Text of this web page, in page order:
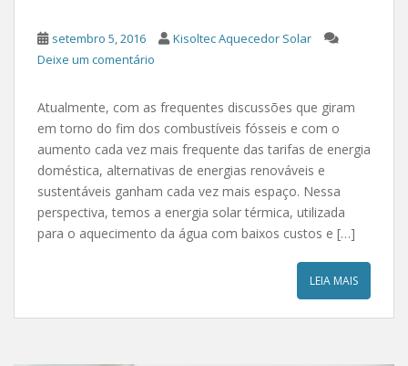
setembro 5, 2016
Kisoltec Aquecedor Solar
Deixe um comentário
Atualmente, com as frequentes discussões que giram
em torno do fim dos combustíveis fósseis e com o
aumento cada vez mais frequente das tarifas de energia
doméstica, alternativas de energias renováveis e
sustentáveis ganham cada vez mais espaço. Nessa
perspectiva, temos a energia solar térmica, utilizada
para o aquecimento da água com baixos custos e […]
LEIA MAIS